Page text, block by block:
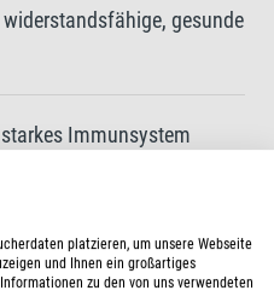
gesunde
Immunsystem
Zutaten, ohne
sorgen
platzieren, um unsere Webseite
und Ihnen ein großartiges
zu den von uns verwendeten